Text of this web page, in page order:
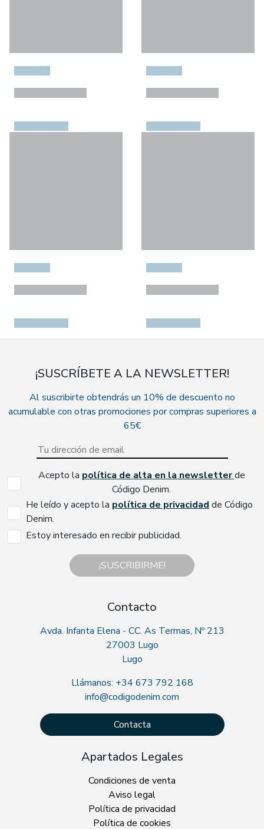
¡SUSCRÍBETE A LA NEWSLETTER!
Al suscribirte obtendrás un 10% de descuento no
acumulable con otras promociones por compras superiores a
65€
Acepto la política de alta en la newsletterde
Código Denim.
He leído y acepto la política de privacidadde Código
Denim.
Estoy interesado en recibir publicidad.
¡SUSCRIBIRME!
Contacto
Avda. Infanta Elena - CC. As Termas, Nº 213
27003 Lugo
Lugo
Llámanos: +34 673 792 168
info@codigodenim.com
Contacta
Apartados Legales
Condiciones de venta
Aviso legal
Política de privacidad
Política de cookies